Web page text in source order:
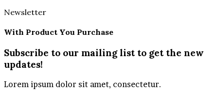
Newsletter
With Product You Purchase
Subscribe to our mailing list to get the new
updates!
Lorem ipsum dolor sit amet, consectetur.